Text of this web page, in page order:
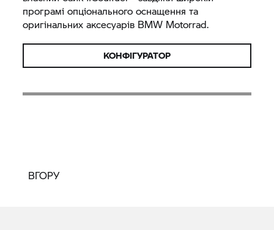
програмі опціонального оснащення та
оригінальних аксесуарів BMW Motorrad.
КОНФІГУРАТОР
ВГОРУ